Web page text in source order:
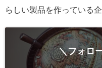
らしい製品を作っている
＼フォロ